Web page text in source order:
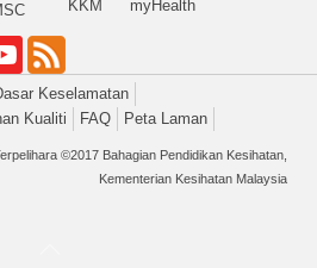
KKM myHealth
Keselamatan
Kualiti FAQ Peta Laman
©2017 Bahagian Pendidikan Kesihatan,
Kementerian Kesihatan Malaysia